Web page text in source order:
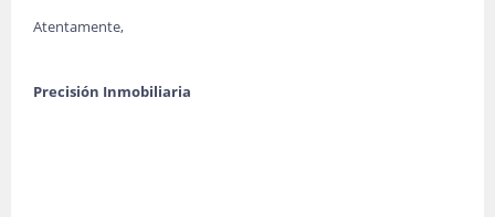
Atentamente,
Precisión Inmobiliaria